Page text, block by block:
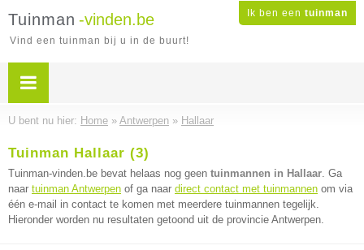
Ik ben een tuinman
Tuinman -vinden.be
Vind een tuinman bij u in de buurt!
U bent nu hier: Home » Antwerpen » Hallaar
Tuinman Hallaar (3)
Tuinman-vinden.be bevat helaas nog geen tuinmannen in Hallaar. Ga
naar tuinman Antwerpen of ga naar direct contact met tuinmannen om via
één e-mail in contact te komen met meerdere tuinmannen tegelijk.
Hieronder worden nu resultaten getoond uit de provincie Antwerpen.